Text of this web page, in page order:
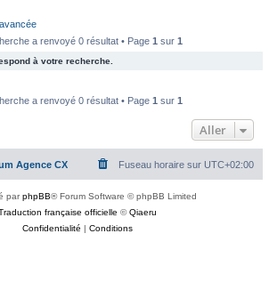
h
e
r
a renvoyé 0 résultat • Page1 sur1
à votre recherche.
a renvoyé 0 résultat • Page1 sur1
Aller
Agence CX Fuseau horaire sur UTC+02:00
parphpBB® Forum Software © phpBB Limited
française officielle ©Qiaeru
Confidentialité | Conditions